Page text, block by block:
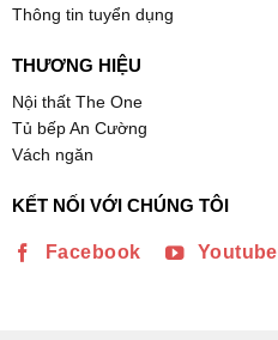
Thông tin tuyển dụng
THƯƠNG HIỆU
Nội thất The One
Tủ bếp An Cường
Vách ngăn
KẾT NỐI VỚI CHÚNG TÔI
Facebook Youtube